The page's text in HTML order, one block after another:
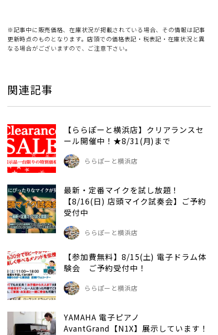
※記事中に販売価格、在庫状況が掲載されている場合、その情報は記事
更新時点のものとなります。店頭での価格表記・税表記・在庫状況と異
なる場合がございますので、ご注意下さい。
関連記事
【ららぽーと横浜店】クリアランスセ
ール開催中！★8/31(月)まで
ららぽーと横浜店
最新・定番マイクを試し放題！
【8/16(日) 店頭マイク試奏会】ご予約
受付中
ららぽーと横浜店
【参加費無料】8/15(土) 電子ドラム体
験会 ご予約受付中！
ららぽーと横浜店
YAMAHA 電子ピアノ
AvantGrand【N1X】展示しています！